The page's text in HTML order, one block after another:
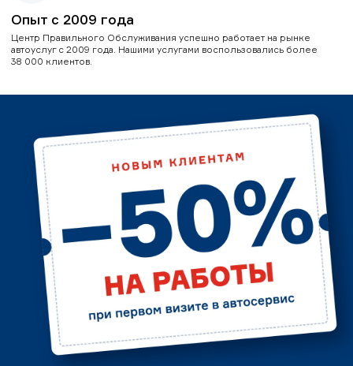
Опыт с 2009 года
Центр Правильного Обслуживания успешно работает на рынке
автоуслуг с 2009 года. Нашими услугами воспользовались более
38 000 клиентов.